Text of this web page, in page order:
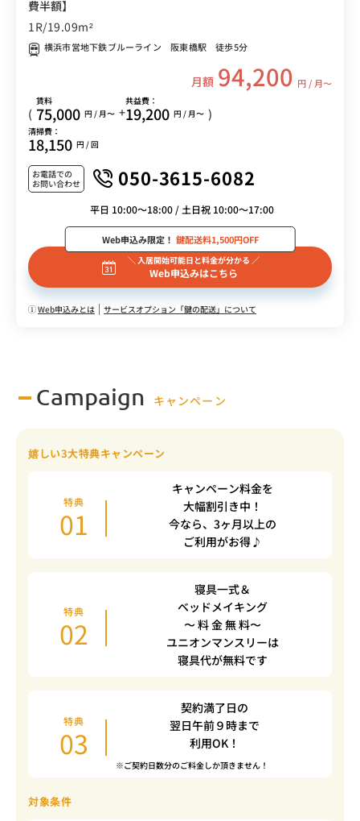
費半額】
1R/19.09m²
横浜市営地下鉄ブルーライン 阪東橋駅 徒歩5分
月額 94,200 円 / 月〜
(
賃料
75,000 円 / 月〜 +
共益費：
19,200 円 / 月〜 )
清掃費：
18,150 円 / 回
お電話での
お問い合わせ
050-3615-6082
平日 10:00～18:00 / 土日祝 10:00～17:00
＼ 入居開始可能日と料金が分かる ／
Web申込みはこちら
Web申込み限定！ 鍵配送料1,500円OFF
Web申込みとは サービスオプション「鍵の配送」について
Campaign キャンペーン
嬉しい3大特典キャンペーン
特典
01
キャンペーン料金を
大幅割引き中！
今なら、3ヶ月以上の
ご利用がお得♪
特典
02
寝具一式＆
ベッドメイキング
〜 料 金 無 料〜
ユニオンマンスリーは
寝具代が無料です
特典
03
契約満了日の
翌日午前９時まで
利用OK！
※ご契約日数分のご料金しか頂きません！
対象条件